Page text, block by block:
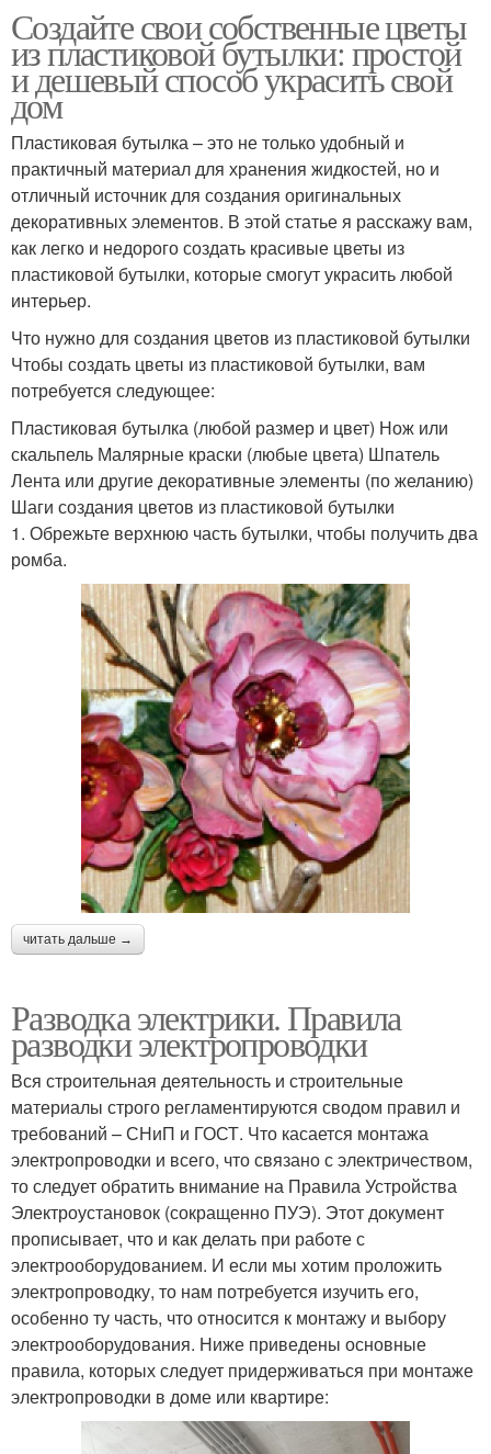
Создайте свои собственные цветы
из пластиковой бутылки: простой
и дешевый способ украсить свой
дом
Пластиковая бутылка – это не только удобный и
практичный материал для хранения жидкостей, но и
отличный источник для создания оригинальных
декоративных элементов. В этой статье я расскажу вам,
как легко и недорого создать красивые цветы из
пластиковой бутылки, которые смогут украсить любой
интерьер.
Что нужно для создания цветов из пластиковой бутылки
Чтобы создать цветы из пластиковой бутылки, вам
потребуется следующее:
Пластиковая бутылка (любой размер и цвет) Нож или
скальпель Малярные краски (любые цвета) Шпатель
Лента или другие декоративные элементы (по желанию)
Шаги создания цветов из пластиковой бутылки
1. Обрежьте верхнюю часть бутылки, чтобы получить два
ромба.
читать дальше →
Разводка электрики. Правила
разводки электропроводки
Вся строительная деятельность и строительные
материалы строго регламентируются сводом правил и
требований – СНиП и ГОСТ. Что касается монтажа
электропроводки и всего, что связано с электричеством,
то следует обратить внимание на Правила Устройства
Электроустановок (сокращенно ПУЭ). Этот документ
прописывает, что и как делать при работе с
электрооборудованием. И если мы хотим проложить
электропроводку, то нам потребуется изучить его,
особенно ту часть, что относится к монтажу и выбору
электрооборудования. Ниже приведены основные
правила, которых следует придерживаться при монтаже
электропроводки в доме или квартире: